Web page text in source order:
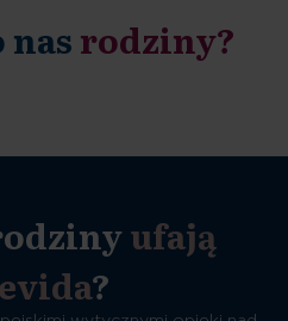
nasrodziny?
ufają
?